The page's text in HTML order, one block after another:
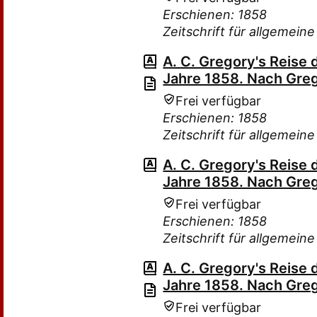
Erschienen: 1858
Zeitschrift für
A. C. Gregory's
Jahre 1858. Nach
Frei verfügbar
Erschienen: 1858
Zeitschrift für
A. C. Gregory's
Jahre 1858. Nach
Frei verfügbar
Erschienen: 1858
Zeitschrift für
A. C. Gregory's
Jahre 1858. Nach
Frei verfügbar